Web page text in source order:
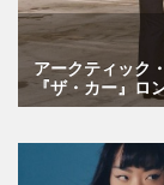
アークティック
『ザ・カー』ロ